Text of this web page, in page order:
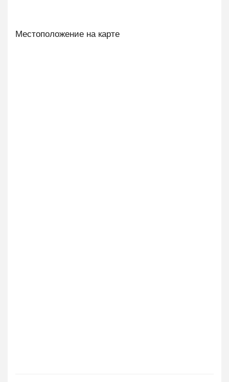
Местоположение на карте